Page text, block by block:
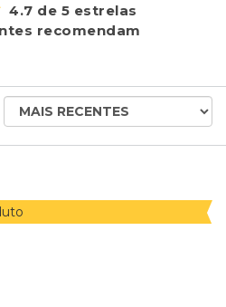
4.7 de 5 estrelas
recomendam
ORDENAR
AVALIAÇÕES